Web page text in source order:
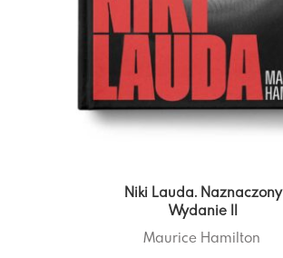
Niki Lauda. Naznaczony
Wydanie II
Maurice Hamilton